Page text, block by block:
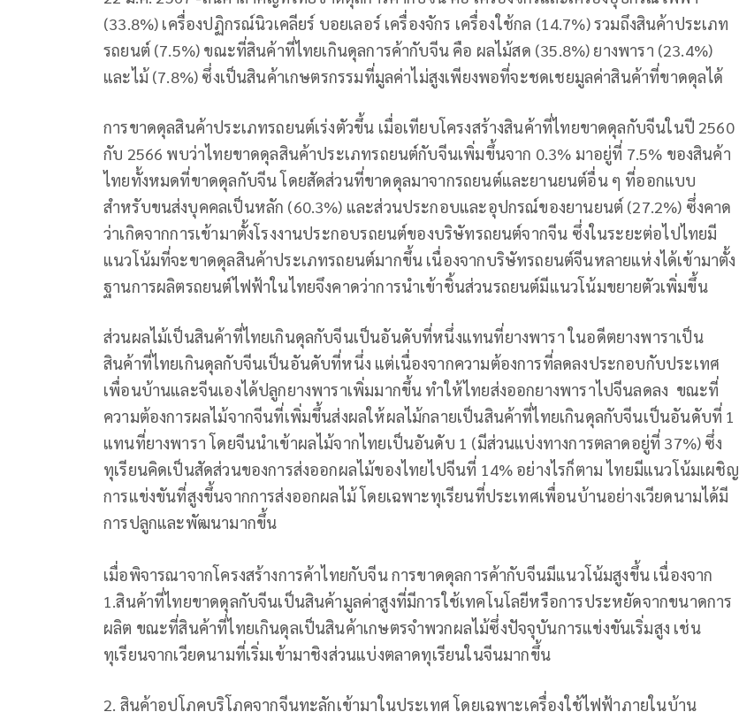
(33.8%) เครื่องปฏิกรณ์นิวเคลียร์ บอยเลอร์ เครื่องจักร เครื่องใช้กล (14.7%) รวมถึงสินค้าประเภท
รถยนต์ (7.5%) ขณะที่สินค้าที่ไทยเกินดุลการค้ากับจีน คือ ผลไม้สด (35.8%) ยางพารา (23.4%)
และไม้ (7.8%) ซึ่งเป็นสินค้าเกษตรกรรมที่มูลค่าไม่สูงเพียงพอที่จะชดเชยมูลค่าสินค้าที่ขาดดุลได้
การขาดดุลสินค้าประเภทรถยนต์เร่งตัวขึ้น เมื่อเทียบโครงสร้างสินค้าที่ไทยขาดดุลกับจีนในปี 2560
กับ 2566 พบว่าไทยขาดดุลสินค้าประเภทรถยนต์กับจีนเพิ่มขึ้นจาก 0.3% มาอยู่ที่ 7.5% ของสินค้า
ไทยทั้งหมดที่ขาดดุลกับจีน โดยสัดส่วนที่ขาดดุลมาจากรถยนต์และยานยนต์อื่น ๆ ที่ออกแบบ
สำหรับขนส่งบุคคลเป็นหลัก (60.3%) และส่วนประกอบและอุปกรณ์ของยานยนต์ (27.2%) ซึ่งคาด
ว่าเกิดจากการเข้ามาตั้งโรงงานประกอบรถยนต์ของบริษัทรถยนต์จากจีน ซึ่งในระยะต่อไปไทยมี
แนวโน้มที่จะขาดดุลสินค้าประเภทรถยนต์มากขึ้น เนื่องจากบริษัทรถยนต์จีนหลายแห่งได้เข้ามาตั้ง
ฐานการผลิตรถยนต์ไฟฟ้าในไทยจึงคาดว่าการนำเข้าชิ้นส่วนรถยนต์มีแนวโน้มขยายตัวเพิ่มขึ้น
ส่วนผลไม้เป็นสินค้าที่ไทยเกินดุลกับจีนเป็นอันดับที่หนึ่งแทนที่ยางพารา ในอดีตยางพาราเป็น
สินค้าที่ไทยเกินดุลกับจีนเป็นอันดับที่หนึ่ง แต่เนื่องจากความต้องการที่ลดลงประกอบกับประเทศ
เพื่อนบ้านและจีนเองได้ปลูกยางพาราเพิ่มมากขึ้น ทำให้ไทยส่งออกยางพาราไปจีนลดลง ขณะที่
ความต้องการผลไม้จากจีนที่เพิ่มขึ้นส่งผลให้ผลไม้กลายเป็นสินค้าที่ไทยเกินดุลกับจีนเป็นอันดับที่ 1
แทนที่ยางพารา โดยจีนนำเข้าผลไม้จากไทยเป็นอันดับ 1 (มีส่วนแบ่งทางการตลาดอยู่ที่ 37%) ซึ่ง
ทุเรียนคิดเป็นสัดส่วนของการส่งออกผลไม้ของไทยไปจีนที่ 14% อย่างไรก็ตาม ไทยมีแนวโน้มเผชิญ
การแข่งขันที่สูงขึ้นจากการส่งออกผลไม้ โดยเฉพาะทุเรียนที่ประเทศเพื่อนบ้านอย่างเวียดนามได้มี
การปลูกและพัฒนามากขึ้น
เมื่อพิจารณาจากโครงสร้างการค้าไทยกับจีน การขาดดุลการค้ากับจีนมีแนวโน้มสูงขึ้น เนื่องจาก
1.สินค้าที่ไทยขาดดุลกับจีนเป็นสินค้ามูลค่าสูงที่มีการใช้เทคโนโลยีหรือการประหยัดจากขนาดการ
ผลิต ขณะที่สินค้าที่ไทยเกินดุลเป็นสินค้าเกษตรจำพวกผลไม้ซึ่งปัจจุบันการแข่งขันเริ่มสูง เช่น
ทุเรียนจากเวียดนามที่เริ่มเข้ามาชิงส่วนแบ่งตลาดทุเรียนในจีนมากขึ้น
2. สินค้าอุปโภคบริโภคจากจีนทะลักเข้ามาในประเทศ โดยเฉพาะเครื่องใช้ไฟฟ้าภายในบ้าน